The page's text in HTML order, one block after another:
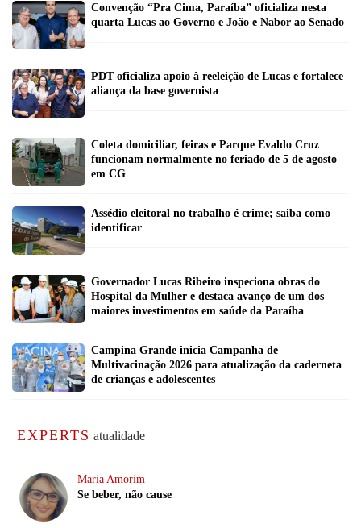
Convenção “Pra Cima, Paraíba” oficializa nesta
quarta Lucas ao Governo e João e Nabor ao Senado
PDT oficializa apoio à reeleição de Lucas e fortalece
aliança da base governista
Coleta domiciliar, feiras e Parque Evaldo Cruz
funcionam normalmente no feriado de 5 de agosto
em CG
Assédio eleitoral no trabalho é crime; saiba como
identificar
Governador Lucas Ribeiro inspeciona obras do
Hospital da Mulher e destaca avanço de um dos
maiores investimentos em saúde da Paraíba
Campina Grande inicia Campanha de
Multivacinação 2026 para atualização da caderneta
de crianças e adolescentes
EXPERTS atualidade
Maria Amorim
Se beber, não cause